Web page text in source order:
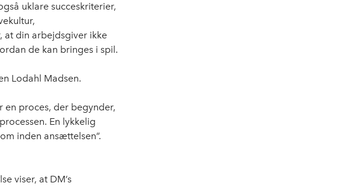
uklare succeskriterier,
at din arbejdsgiver ikke
de kan bringes i spil.
Lodahl Madsen.
en proces, der begynder,
En lykkelig
inden ansættelsen”.
viser, at DM’s